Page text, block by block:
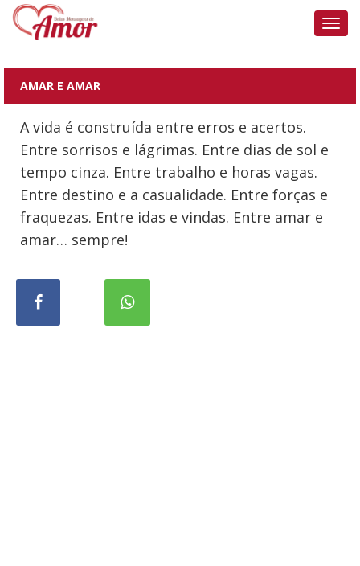
AMAR E AMAR
A vida é construída entre erros e acertos.
Entre sorrisos e lágrimas. Entre dias de sol e
tempo cinza. Entre trabalho e horas vagas.
Entre destino e a casualidade. Entre forças e
fraquezas. Entre idas e vindas. Entre amar e
amar… sempre!